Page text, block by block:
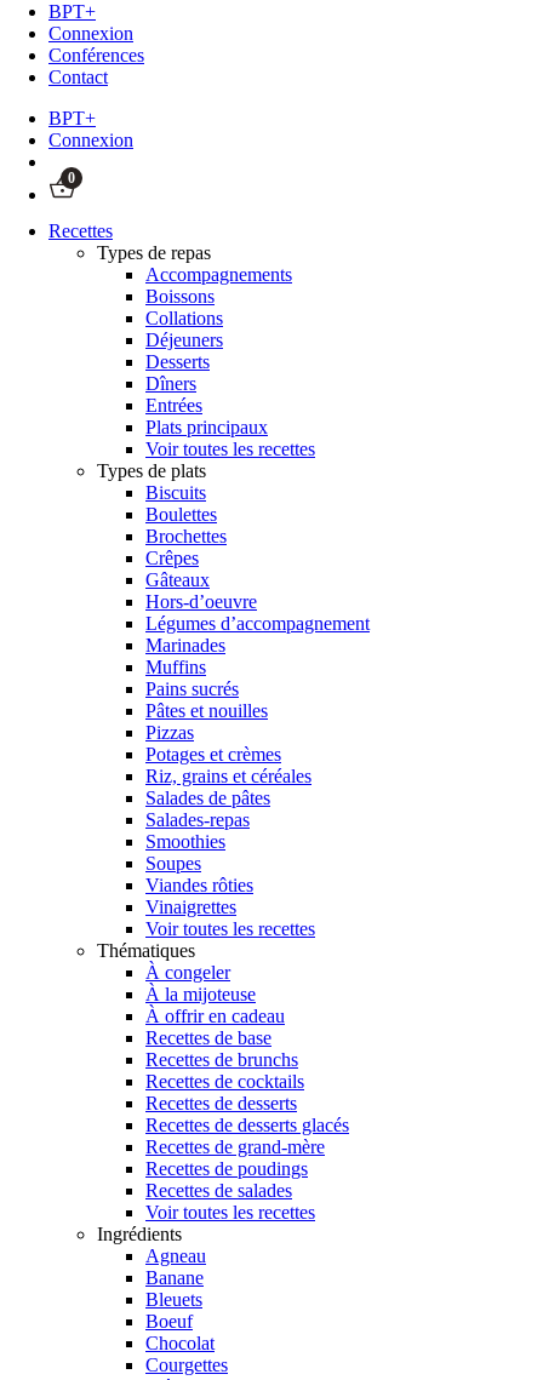
BPT+
Connexion
Conférences
Contact
BPT+
Connexion
0
Recettes
Types de repas
Accompagnements
Boissons
Collations
Déjeuners
Desserts
Dîners
Entrées
Plats principaux
Voir toutes les recettes
Types de plats
Biscuits
Boulettes
Brochettes
Crêpes
Gâteaux
Hors-d’oeuvre
Légumes d’accompagnement
Marinades
Muffins
Pains sucrés
Pâtes et nouilles
Pizzas
Potages et crèmes
Riz, grains et céréales
Salades de pâtes
Salades-repas
Smoothies
Soupes
Viandes rôties
Vinaigrettes
Voir toutes les recettes
Thématiques
À congeler
À la mijoteuse
À offrir en cadeau
Recettes de base
Recettes de brunchs
Recettes de cocktails
Recettes de desserts
Recettes de desserts glacés
Recettes de grand-mère
Recettes de poudings
Recettes de salades
Voir toutes les recettes
Ingrédients
Agneau
Banane
Bleuets
Boeuf
Chocolat
Courgettes